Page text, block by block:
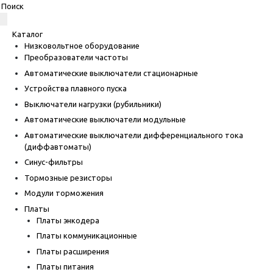
Каталог
Низковольтное оборудование
Преобразователи частоты
Автоматические выключатели стационарные
Устройства плавного пуска
Выключатели нагрузки (рубильники)
Автоматические выключатели модульные
Автоматические выключатели дифференциального тока
(диффавтоматы)
Синус-фильтры
Тормозные резисторы
Модули торможения
Платы
Платы энкодера
Платы коммуникационные
Платы расширения
Платы питания